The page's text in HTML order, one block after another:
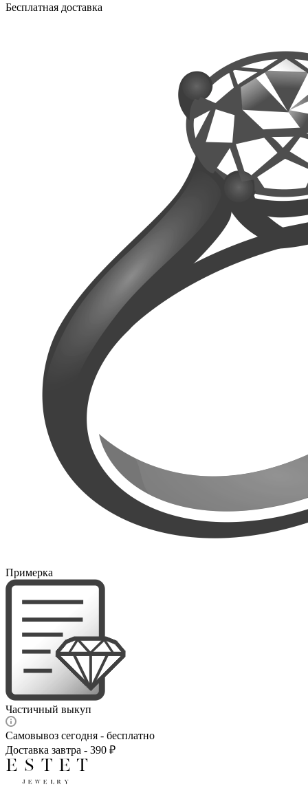
Бесплатная доставка
Примерка
Частичный выкуп
Самовывоз сегодня - бесплатно
Доставка завтра - 390 ₽